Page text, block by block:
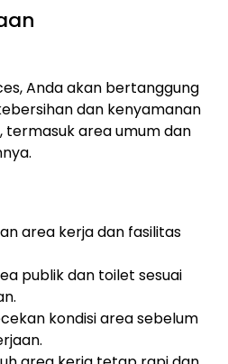
Anda akan bertanggung
dan kenyamanan
termasuk area umum dan
area kerja dan fasilitas
publik dan toilet sesuai
kondisi area sebelum